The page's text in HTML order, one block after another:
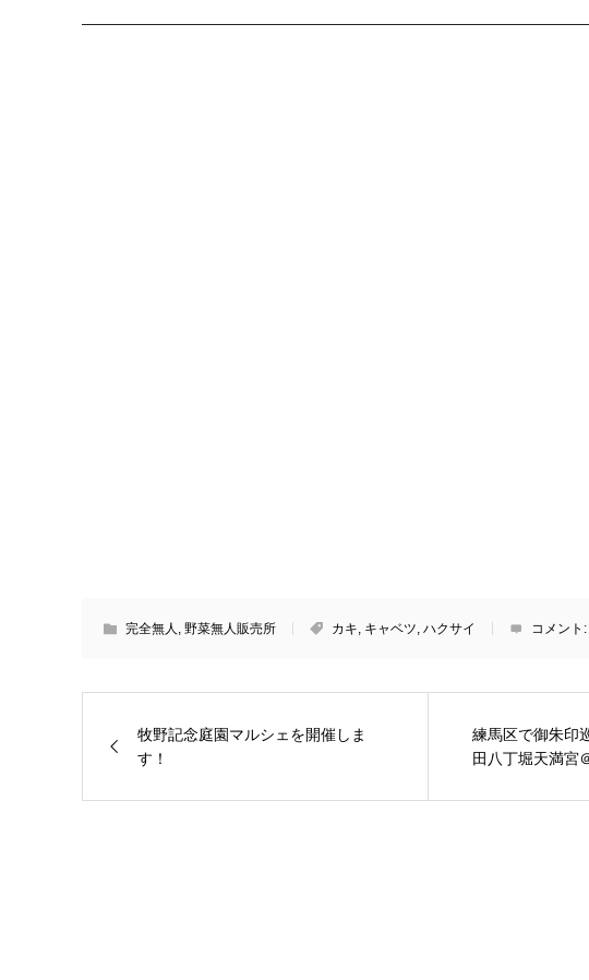
完全無人 , 野菜無人販売所 カキ, キャベツ, ハクサイ コメント:
牧野記念庭園マルシェを開催しま
す！
練馬区で御朱印
田八丁堀天満宮